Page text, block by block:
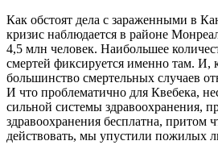
Как обстоят дела с зараженными в
кризис наблюдается в районе
4,5 млн человек. Наибольшее
смертей фиксируется именно там. И,
большинство смертельных случаев
И что проблематично для Квебека,
сильной системы здравоохранения,
здравоохранения бесплатна, притом
действовать, мы упустили пожилых